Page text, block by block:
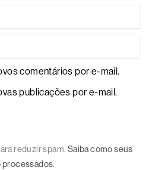
comentários por e-mail.
publicações por e-mail.
reduzir spam. Saiba como seus
processados.